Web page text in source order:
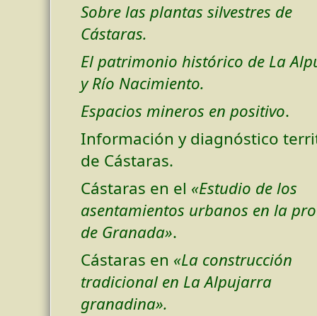
Sobre las plantas silvestres de
Cástaras.
El patrimonio histórico de La
y Río Nacimiento.
Espacios mineros en positivo.
Información y diagnóstico
de Cástaras.
Cástaras en el «Estudio de los
asentamientos urbanos en la
de Granada».
Cástaras en «La construcción
tradicional en La Alpujarra
granadina».